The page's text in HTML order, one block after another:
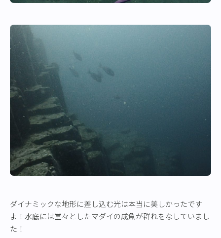
ダイナミックな地形に差し込む光は本当に美しかったです
よ！水底には堂々としたマダイの成魚が群れをなしていまし
た！